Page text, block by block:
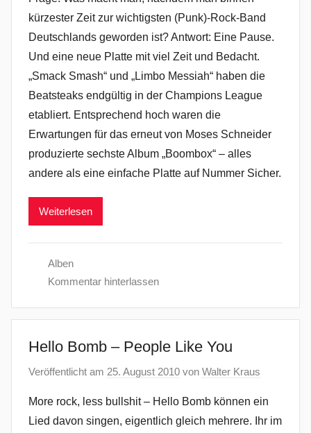
kürzester Zeit zur wichtigsten (Punk)-Rock-Band
Deutschlands geworden ist? Antwort: Eine Pause.
Und eine neue Platte mit viel Zeit und Bedacht.
„Smack Smash“ und „Limbo Messiah“ haben die
Beatsteaks endgültig in der Champions League
etabliert. Entsprechend hoch waren die
Erwartungen für das erneut von Moses Schneider
produzierte sechste Album „Boombox“ – alles
andere als eine einfache Platte auf Nummer Sicher.
Weiterlesen
Alben
Kommentar hinterlassen
Hello Bomb – People Like You
Veröffentlicht am 25. August 2010 von Walter Kraus
More rock, less bullshit – Hello Bomb können ein
Lied davon singen, eigentlich gleich mehrere. Ihr im